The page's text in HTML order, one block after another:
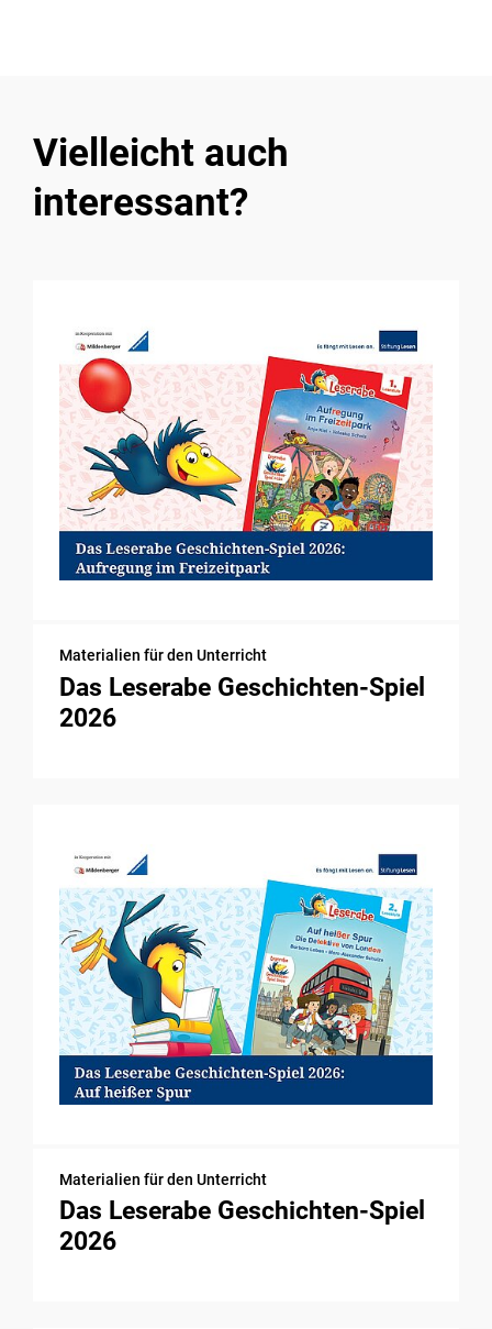
Vielleicht auch
interessant?
Materialien für den Unterricht
Das Leserabe Geschichten-Spiel
2026
Materialien für den Unterricht
Das Leserabe Geschichten-Spiel
2026